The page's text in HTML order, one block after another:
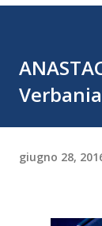
Verbania
giugno 28,